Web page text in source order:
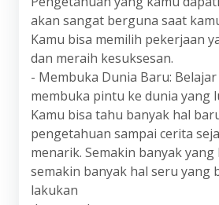
akan sangat berguna saat
Kamu bisa memilih pekerjaan
dan meraih kesuksesan.
- Membuka Dunia Baru:
membuka pintu ke dunia yang
Kamu bisa tahu banyak hal
pengetahuan sampai cerita
menarik. Semakin banyak
semakin banyak hal seru yang
lakukan